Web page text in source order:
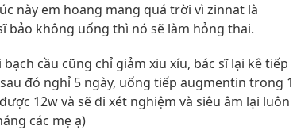
này em hoang mang quá trời vì zinnat là
bảo không uống thì nó sẽ làm hỏng thai.
cầu cũng chỉ giảm xiu xíu, bác sĩ lại kê tiếp
đó nghỉ 5 ngày, uống tiếp augmentin trong 1
12w và sẽ đi xét nghiệm và siêu âm lại luôn
các mẹ ạ)